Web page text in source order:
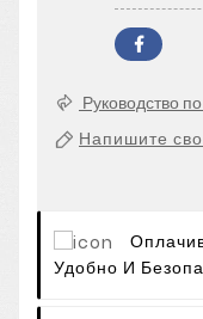
Руководство
Напишите
Удобно И